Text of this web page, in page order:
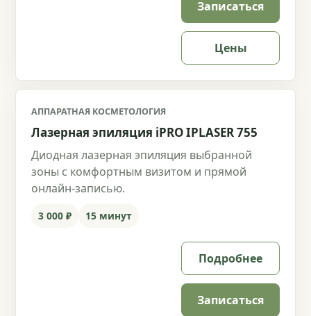
Записаться
Цены
АППАРАТНАЯ КОСМЕТОЛОГИЯ
Лазерная эпиляция iPRO IPLASER 755
Диодная лазерная эпиляция выбранной
зоны с комфортным визитом и прямой
онлайн-записью.
3 000 ₽ 15 минут
Подробнее
Записаться